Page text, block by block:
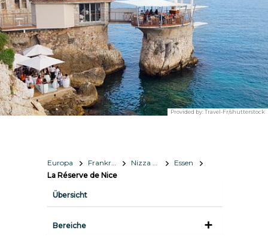
Provided by:Travel-Fr/shutterstock
Europa Frankreich Nizza Côte d’Azur
Essen
La Réserve de Nice
Übersicht
Bereiche